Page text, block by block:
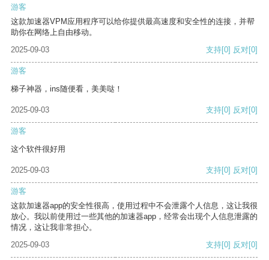
游客
这款加速器VPM应用程序可以给你提供最高速度和安全性的连接，并帮
助你在网络上自由移动。
2025-09-03
支持[0] 反对[0]
游客
梯子神器，ins随便看，美美哒！
2025-09-03 支持[0] 反对[0]
游客
这个软件很好用
2025-09-03 支持[0] 反对[0]
游客
这款加速器app的安全性很高，使用过程中不会泄露个人信息，这让我很
放心。我以前使用过一些其他的加速器app，经常会出现个人信息泄露的
情况，这让我非常担心。
2025-09-03
支持[0] 反对[0]